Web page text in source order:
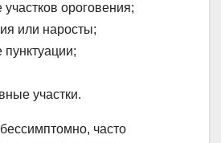
ороговения;
или наросты;
участки.
часто